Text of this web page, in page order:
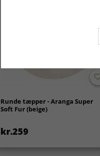
Runde tæpper - Aranga Super
Soft Fur (beige)
kr.259